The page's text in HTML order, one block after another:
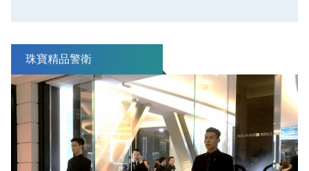
珠寶精品警衛